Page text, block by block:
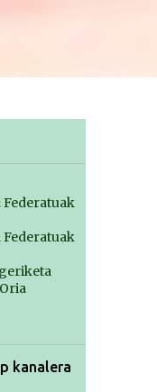
Federatuak
Federatuak
kanalera